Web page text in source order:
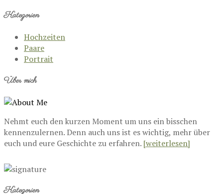
Kategorien
Hochzeiten
Paare
Portrait
Über mich
Nehmt euch den kurzen Moment um uns ein bisschen
kennenzulernen. Denn auch uns ist es wichtig, mehr über
euch und eure Geschichte zu erfahren. [weiterlesen]
Kategorien